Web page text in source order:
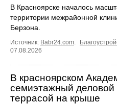
В Красноярске началось
территории межрайонной
Берзона.
Источник: Babr24.com.
07.08.2026
В красноярском
семиэтажный деловой
террасой на крыше